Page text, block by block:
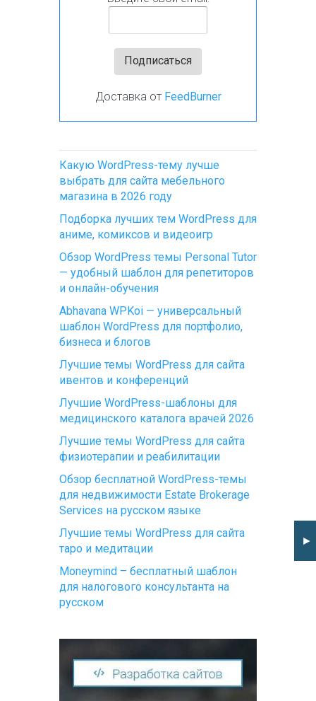
Доставка от FeedBurner
Какую WordPress-тему лучше
выбрать для сайта мебельного
магазина в 2026 году
Подборка лучших тем WordPress для
аниме, комиксов и видеоигр
Обзор WordPress темы Personal Tutor
— удобный шаблон для репетиторов
и онлайн-обучения
Abhavana WPKoi — универсальный
шаблон WordPress для портфолио,
бизнеса и блогов
Лучшие темы WordPress для сайта
ивентов и конференций
Лучшие WordPress-шаблоны для
медицинского каталога врачей 2026
Лучшие темы WordPress для сайта
физиотерапии и реабилитации
Обзор бесплатной WordPress-темы
для недвижимости Estate Brokerage
Services на русском языке
Лучшие темы WordPress для сайта
таро и медитации
Moneymind – бесплатный шаблон
для налогового консультанта на
русском
►